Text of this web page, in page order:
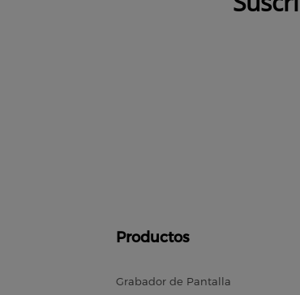
Productos
Grabador de Pantalla